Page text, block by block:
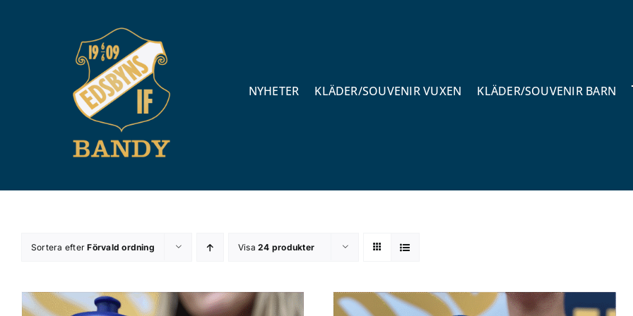
NYHETER KLÄDER/SOUVENIR VUXEN KLÄDER/SOUVENIR BARN
Sortera efterFörvald ordning Visa24 produkter